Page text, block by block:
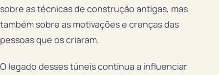
sobre as técnicas de construção antigas, mas
também sobre as motivações e crenças das
pessoas que os criaram.
O legado desses túneis continua a influenciar